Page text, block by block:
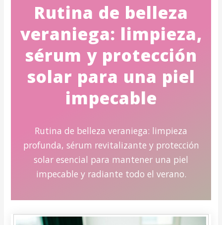
Rutina de belleza
veraniega: limpieza,
sérum y protección
solar para una piel
impecable
Rutina de belleza veraniega: limpieza
profunda, sérum revitalizante y protección
solar esencial para mantener una piel
impecable y radiante todo el verano.